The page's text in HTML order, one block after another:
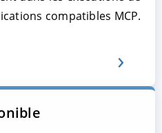
compatibles MCP.